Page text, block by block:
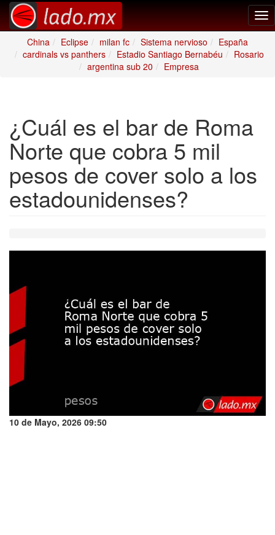
China
Eclipse milan fc Sistema nervioso
España
cardinals vs panthers
Estadio Santiago Bernabéu
Rosario
argentina sub 20
Empresa
¿Cuál es el bar de Roma
Norte que cobra 5 mil
pesos de cover solo a los
estadounidenses?
10 de Mayo, 2026 09:50